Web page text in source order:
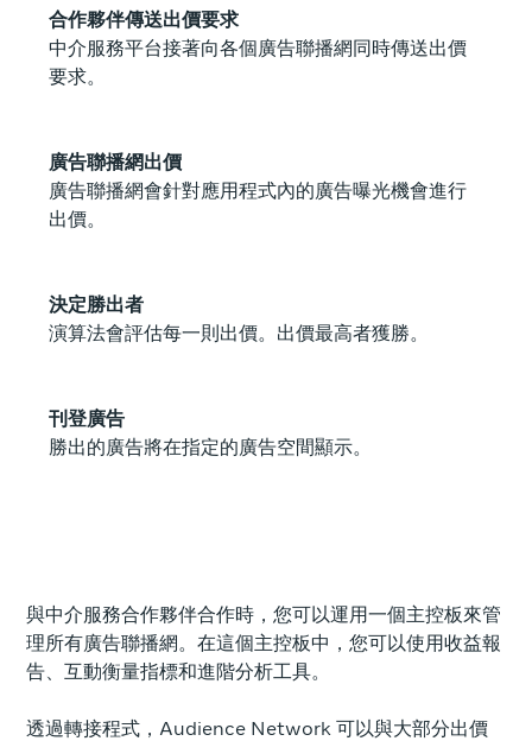
合作夥伴傳送出價要求
中介服務平台接著向各個廣告聯播網同時傳送出價
要求。
廣告聯播網出價
廣告聯播網會針對應用程式內的廣告曝光機會進行
出價。
決定勝出者
演算法會評估每一則出價。出價最高者獲勝。
刊登廣告
勝出的廣告將在指定的廣告空間顯示。
與中介服務合作夥伴合作時，您可以運用一個主控板來管
理所有廣告聯播網。在這個主控板中，您可以使用收益報
告、互動衡量指標和進階分析工具。
透過轉接程式，Audience Network 可以與大部分出價